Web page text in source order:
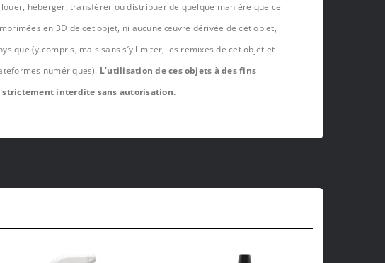
héberger, transférer ou distribuer de quelque manière que ce
en 3D de cet objet, ni aucune œuvre dérivée de cet objet,
(y compris, mais sans s’y limiter, les remixes de cet objet et
numériques). L’utilisation de ces objets à des fins
strictement interdite sans autorisation.